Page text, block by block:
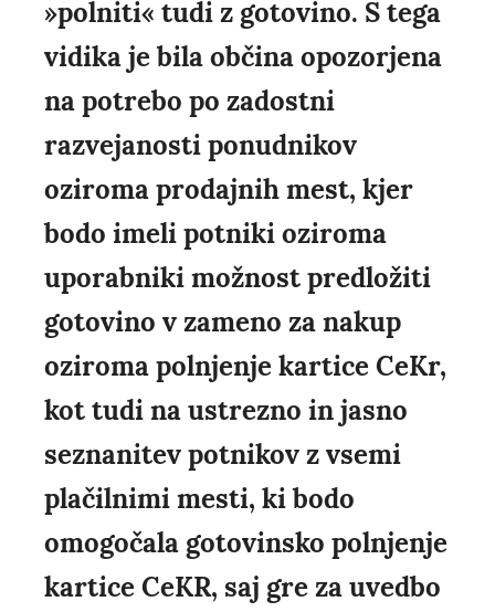
»polniti« tudi z gotovino. S tega
vidika je bila občina opozorjena
na potrebo po zadostni
razvejanosti ponudnikov
oziroma prodajnih mest, kjer
bodo imeli potniki oziroma
uporabniki možnost predložiti
gotovino v zameno za nakup
oziroma polnjenje kartice CeKr,
kot tudi na ustrezno in jasno
seznanitev potnikov z vsemi
plačilnimi mesti, ki bodo
omogočala gotovinsko polnjenje
kartice CeKR, saj gre za uvedbo